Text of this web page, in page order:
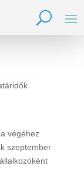
végéhez
szeptember